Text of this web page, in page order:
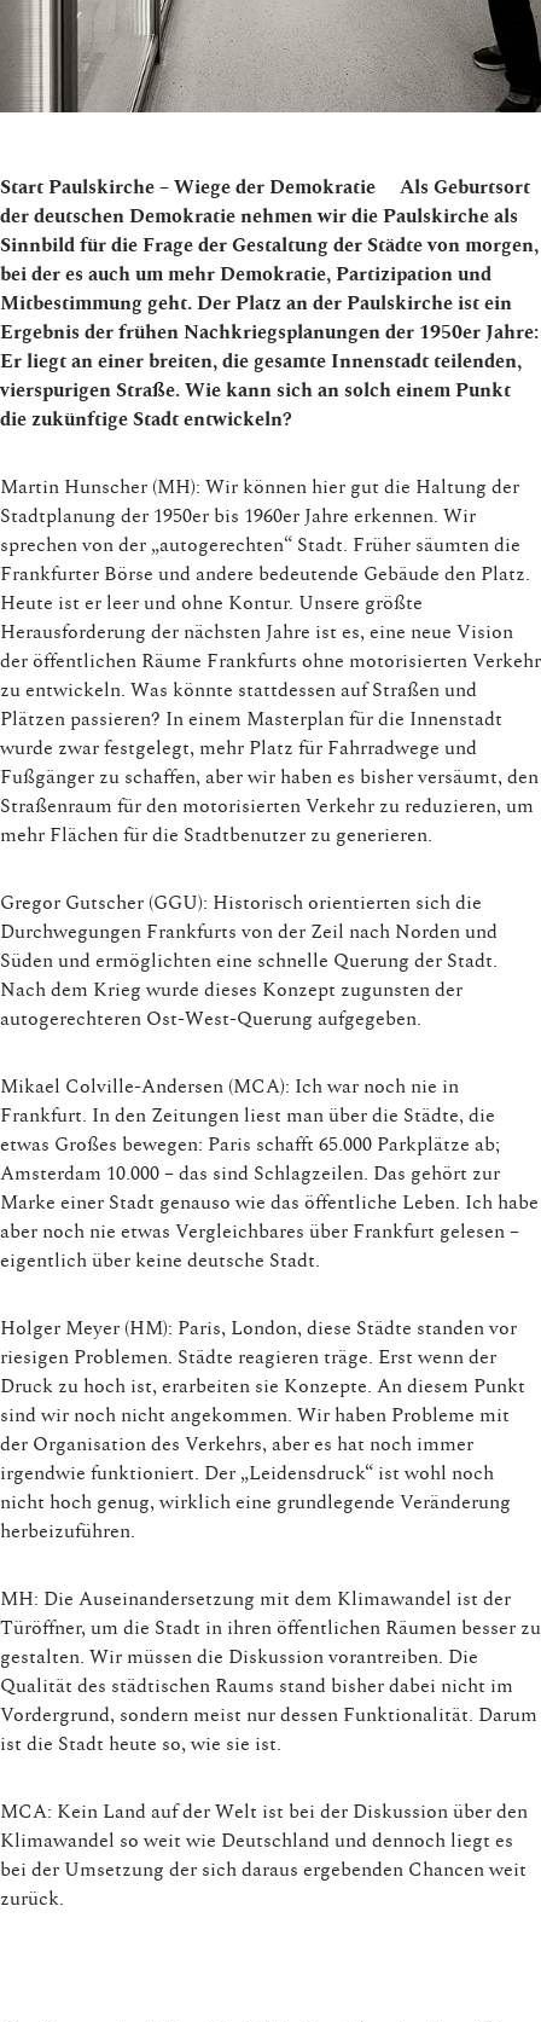
Start Paulskirche – Wiege der Demokratie
Als Geburtsort
der deutschen Demokratie nehmen wir die Paulskirche als
Sinnbild für die Frage der Gestaltung der Städte von morgen,
bei der es auch um mehr Demokratie, Partizipation und
Mitbestimmung geht. Der Platz an der Paulskirche ist ein
Ergebnis der frühen Nachkriegsplanungen der 1950er Jahre:
Er liegt an einer breiten, die gesamte Innenstadt teilenden,
vierspurigen Straße. Wie kann sich an solch einem Punkt
die zukünftige Stadt entwickeln?
Martin Hunscher (MH): Wir können hier gut die Haltung der
Stadtplanung der 1950er bis 1960er Jahre erkennen. Wir
sprechen von der „autogerechten“ Stadt. Früher säumten die
Frankfurter Börse und andere bedeutende Gebäude den Platz.
Heute ist er leer und ohne Kontur. Unsere größte
Herausforderung der nächsten Jahre ist es, eine neue Vision
der öffentlichen Räume Frankfurts ohne motorisierten Verkehr
zu entwickeln. Was könnte stattdessen auf Straßen und
Plätzen passieren? In einem Masterplan für die Innenstadt
wurde zwar festgelegt, mehr Platz für Fahrradwege und
Fußgänger zu schaffen, aber wir haben es bisher versäumt, den
Straßenraum für den motorisierten Verkehr zu reduzieren, um
mehr Flächen für die Stadtbenutzer zu generieren.
Gregor Gutscher (GGU): Historisch orientierten sich die
Durchwegungen Frankfurts von der Zeil nach Norden und
Süden und ermöglichten eine schnelle Querung der Stadt.
Nach dem Krieg wurde dieses Konzept zugunsten der
autogerechteren Ost-West-Querung aufgegeben.
Mikael Colville-Andersen (MCA): Ich war noch nie in
Frankfurt. In den Zeitungen liest man über die Städte, die
etwas Großes bewegen: Paris schafft 65.000 Parkplätze ab;
Amsterdam 10.000 – das sind Schlagzeilen. Das gehört zur
Marke einer Stadt genauso wie das öffentliche Leben. Ich habe
aber noch nie etwas Vergleichbares über Frankfurt gelesen –
eigentlich über keine deutsche Stadt.
Holger Meyer (HM): Paris, London, diese Städte standen vor
riesigen Problemen. Städte reagieren träge. Erst wenn der
Druck zu hoch ist, erarbeiten sie Konzepte. An diesem Punkt
sind wir noch nicht angekommen. Wir haben Probleme mit
der Organisation des Verkehrs, aber es hat noch immer
irgendwie funktioniert. Der „Leidensdruck“ ist wohl noch
nicht hoch genug, wirklich eine grundlegende Veränderung
herbeizuführen.
MH: Die Auseinandersetzung mit dem Klimawandel ist der
Türöffner, um die Stadt in ihren öffentlichen Räumen besser zu
gestalten. Wir müssen die Diskussion vorantreiben. Die
Qualität des städtischen Raums stand bisher dabei nicht im
Vordergrund, sondern meist nur dessen Funktionalität. Darum
ist die Stadt heute so, wie sie ist.
MCA: Kein Land auf der Welt ist bei der Diskussion über den
Klimawandel so weit wie Deutschland und dennoch liegt es
bei der Umsetzung der sich daraus ergebenden Chancen weit
zurück.